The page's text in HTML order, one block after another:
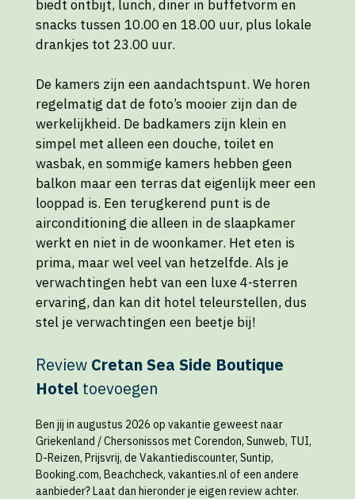
biedt ontbijt, lunch, diner in buffetvorm en
snacks tussen 10.00 en 18.00 uur, plus lokale
drankjes tot 23.00 uur.
De kamers zijn een aandachtspunt. We horen
regelmatig dat de foto’s mooier zijn dan de
werkelijkheid. De badkamers zijn klein en
simpel met alleen een douche, toilet en
wasbak, en sommige kamers hebben geen
balkon maar een terras dat eigenlijk meer een
looppad is. Een terugkerend punt is de
airconditioning die alleen in de slaapkamer
werkt en niet in de woonkamer. Het eten is
prima, maar wel veel van hetzelfde. Als je
verwachtingen hebt van een luxe 4-sterren
ervaring, dan kan dit hotel teleurstellen, dus
stel je verwachtingen een beetje bij!
Review Cretan Sea Side Boutique
Hotel toevoegen
Ben jij in augustus 2026 op vakantie geweest naar
Griekenland / Chersonissos met Corendon, Sunweb, TUI,
D-Reizen, Prijsvrij, de Vakantiediscounter, Suntip,
Booking.com, Beachcheck, vakanties.nl of een andere
aanbieder? Laat dan hieronder je eigen review achter.